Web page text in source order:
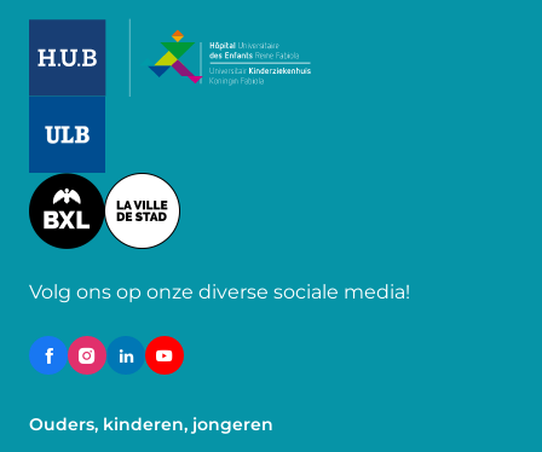
Image
Volg ons op onze diverse sociale media!
Ouders, kinderen, jongeren